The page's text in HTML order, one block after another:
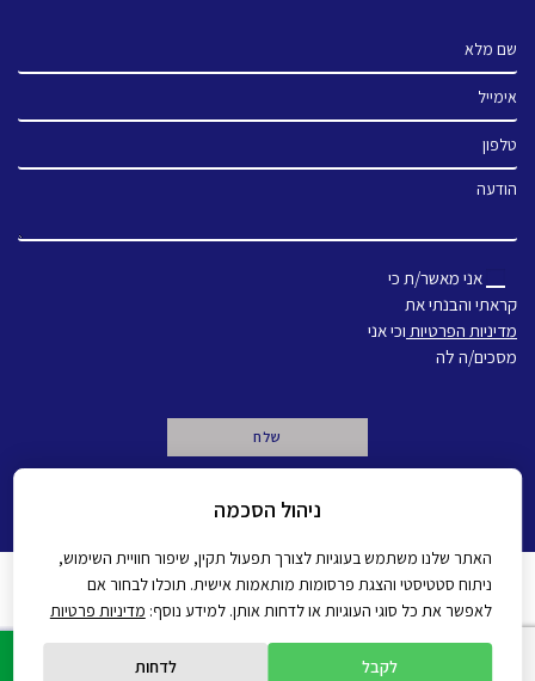
שם מלא
אימייל
טלפון
הודעה
אני מאשר/ת כי
קראתי והבנתי את
מדיניות הפרטיות וכי אני
מסכים/ה לה
מדיניות פרטיות הצהרת נגישות
All rights reserved Gadot 2022 - 2026 Created by
ניהול הסכמה
האתר שלנו משתמש בעוגיות לצורך תפעול תקין, שיפור חוויית השימוש,
ניתוח סטטיסטי והצגת פרסומות מותאמות אישית. תוכלו לבחור אם
לאפשר את כל סוגי העוגיות או לדחות אותן. למידע נוסף: מדיניות פרטיות
לקבל לדחות